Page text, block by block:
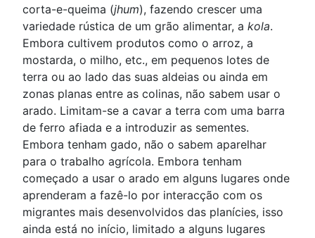
corta-e-queima (jhum), fazendo crescer uma
variedade rústica de um grão alimentar, a kola.
Embora cultivem produtos como o arroz, a
mostarda, o milho, etc., em pequenos lotes de
terra ou ao lado das suas aldeias ou ainda em
zonas planas entre as colinas, não sabem usar o
arado. Limitam-se a cavar a terra com uma barra
de ferro afiada e a introduzir as sementes.
Embora tenham gado, não o sabem aparelhar
para o trabalho agrícola. Embora tenham
começado a usar o arado em alguns lugares onde
aprenderam a fazê-lo por interacção com os
migrantes mais desenvolvidos das planícies, isso
ainda está no início, limitado a alguns lugares